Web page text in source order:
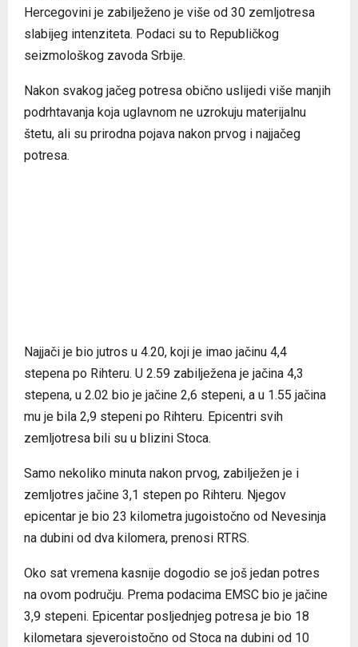
Hercegovini je zabilježeno je više od 30 zemljotresa
slabijeg intenziteta. Podaci su to Republičkog
seizmološkog zavoda Srbije.
Nakon svakog jačeg potresa obično uslijedi više manjih
podrhtavanja koja uglavnom ne uzrokuju materijalnu
štetu, ali su prirodna pojava nakon prvog i najjačeg
potresa.
Najjači je bio jutros u 4.20, koji je imao jačinu 4,4
stepena po Rihteru. U 2.59 zabilježena je jačina 4,3
stepena, u 2.02 bio je jačine 2,6 stepeni, a u 1.55 jačina
mu je bila 2,9 stepeni po Rihteru. Epicentri svih
zemljotresa bili su u blizini Stoca.
Samo nekoliko minuta nakon prvog, zabilježen je i
zemljotres jačine 3,1 stepen po Rihteru. Njegov
epicentar je bio 23 kilometra jugoistočno od Nevesinja
na dubini od dva kilomera, prenosi RTRS.
Oko sat vremena kasnije dogodio se još jedan potres
na ovom području. Prema podacima EMSC bio je jačine
3,9 stepeni. Epicentar posljednjeg potresa je bio 18
kilometara sjeveroistočno od Stoca na dubini od 10